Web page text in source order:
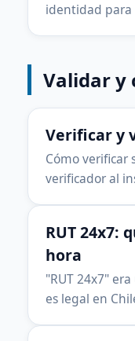
identidad para
Validar y
Verificar y
Cómo verificar
verificador al
RUT 24x7:
hora
"RUT 24x7"
es legal en